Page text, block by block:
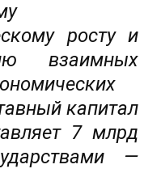
росту и
взаимных
капитал
7 млрд
—